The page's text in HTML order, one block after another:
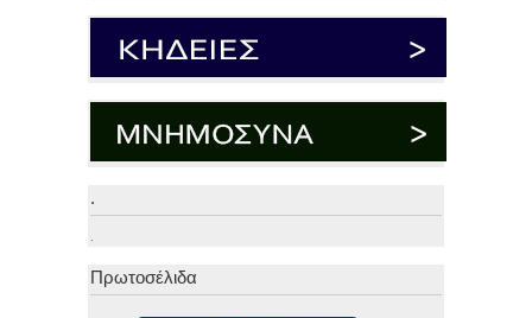
.
.
Πρωτοσέλιδα